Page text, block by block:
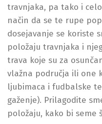
travnjaka, pa tako i
način da se te rupe
dosejavanje se koriste
položaju travnjaka i
trava koje su za
vlažna područja ili one
ljubimaca i fudbalske
gaženje). Prilagodite
položaju, kako bi seme